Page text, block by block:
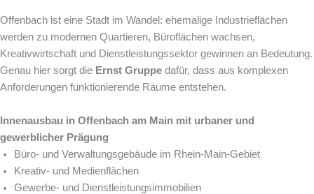
Offenbach ist eine Stadt im Wandel: ehemalige Industrieflächen
werden zu modernen Quartieren, Büroflächen wachsen,
Kreativwirtschaft und Dienstleistungssektor gewinnen an Bedeutung.
Genau hier sorgt die Ernst Gruppe dafür, dass aus komplexen
Anforderungen funktionierende Räume entstehen.
Innenausbau in Offenbach am Main mit urbaner und
gewerblicher Prägung
Büro- und Verwaltungsgebäude im Rhein-Main-Gebiet
Kreativ- und Medienflächen
Gewerbe- und Dienstleistungsimmobilien